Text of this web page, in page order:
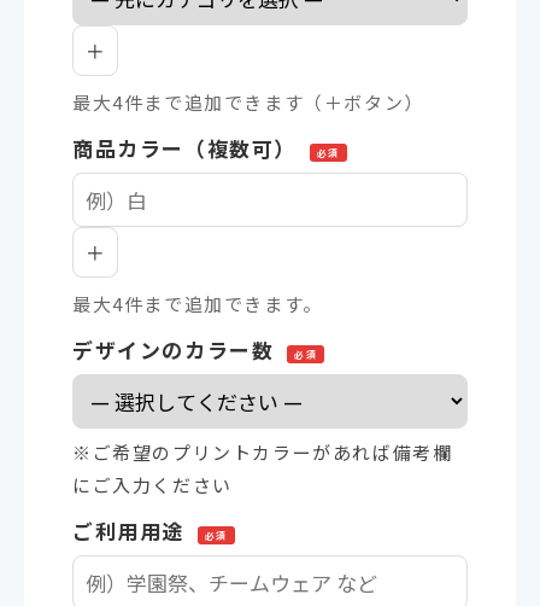
＋
最大4件まで追加できます（＋ボタン）
商品カラー（複数可） 必須
＋
最大4件まで追加できます。
デザインのカラー数 必須
※ご希望のプリントカラーがあれば備考欄
にご入力ください
ご利用用途 必須